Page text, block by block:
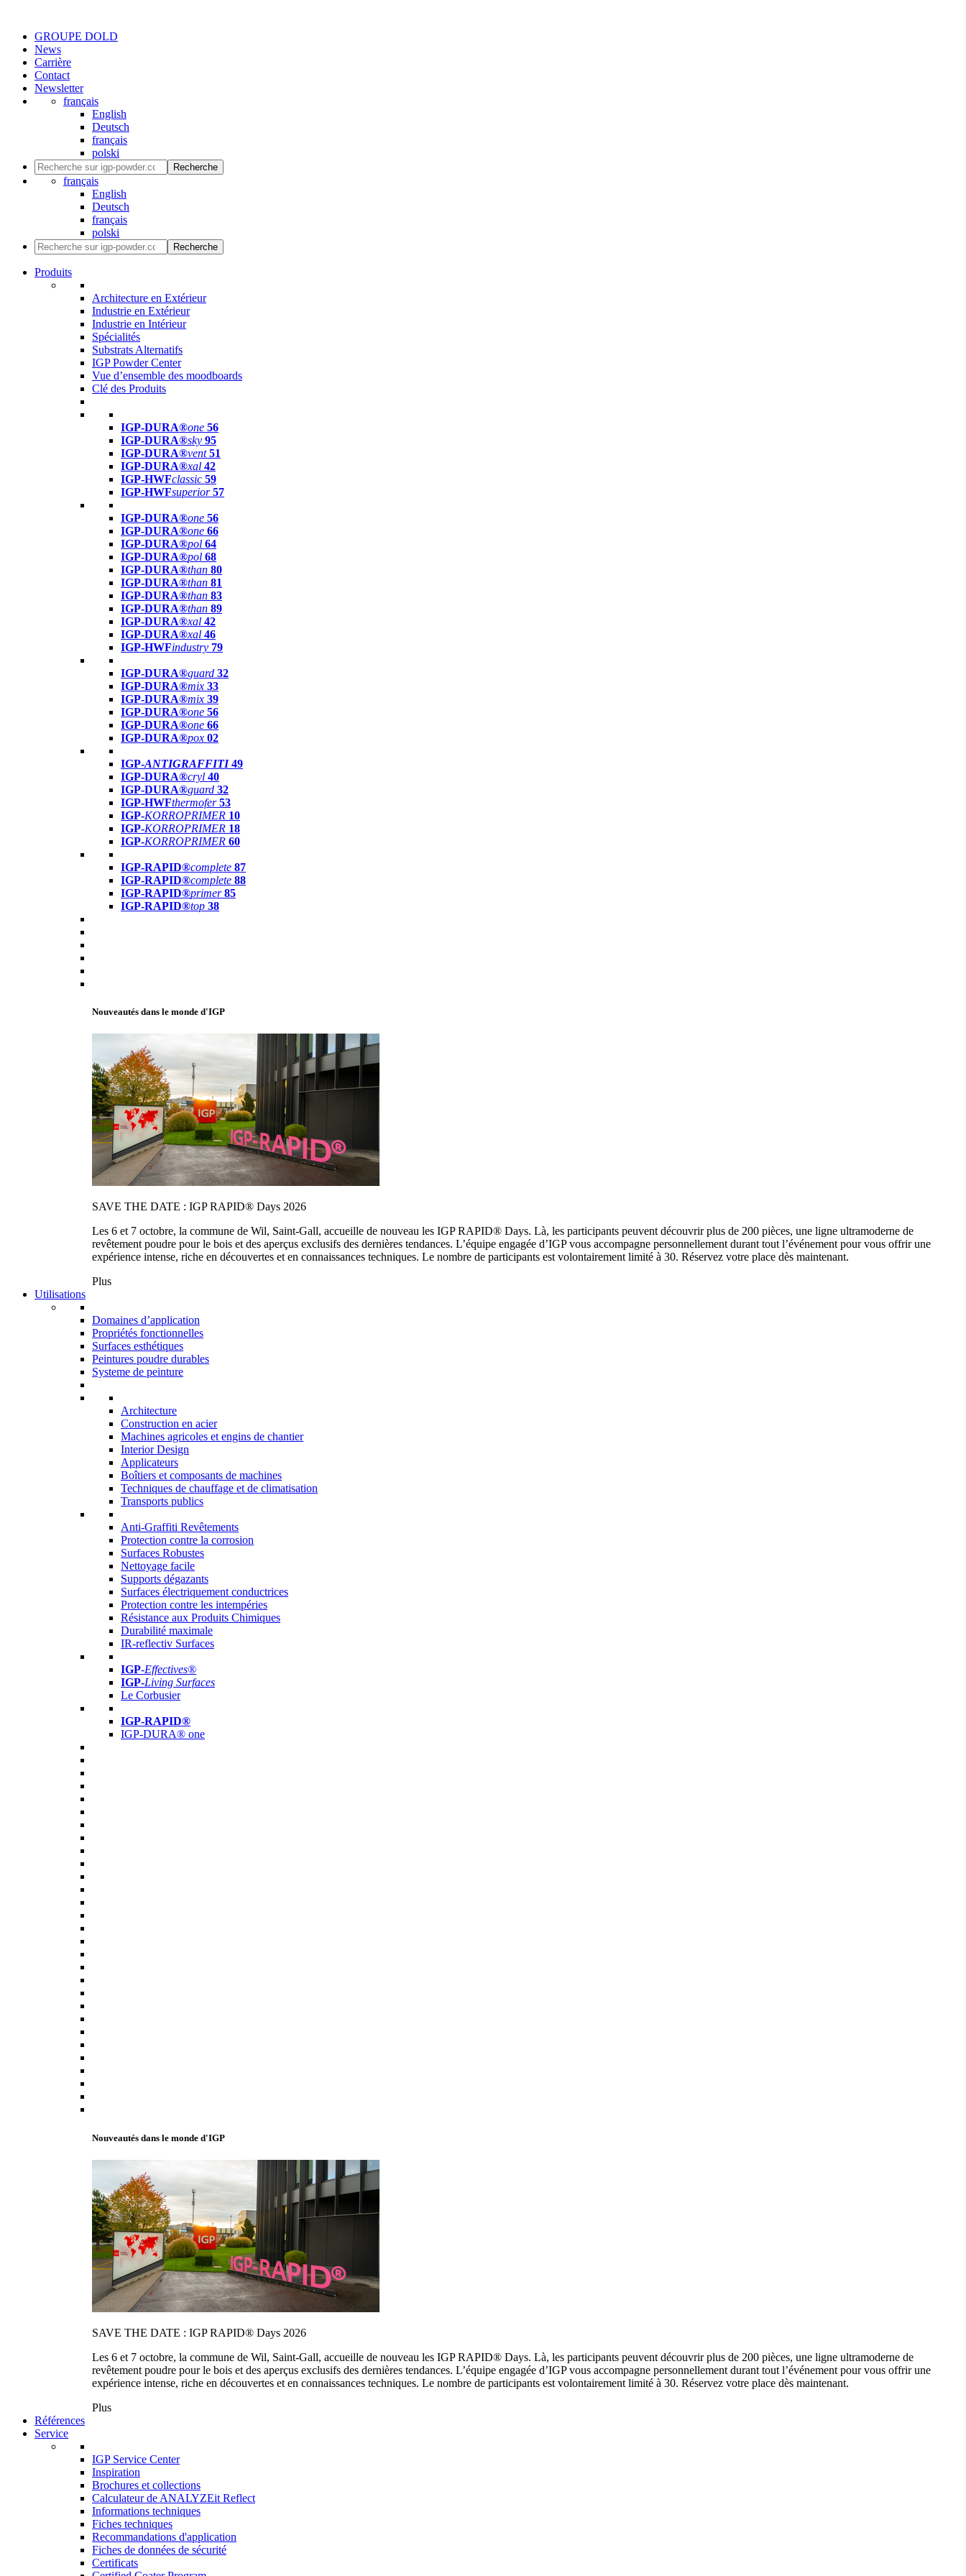
GROUPE DOLD
News
Carrière
Contact
Newsletter
français
English
Deutsch
français
polski
Recherche
français
English
Deutsch
français
polski
Recherche
Produits
Architecture en Extérieur
Industrie en Extérieur
Industrie en Intérieur
Spécialités
Substrats Alternatifs
IGP Powder Center
Vue d’ensemble des moodboards
Clé des Produits
IGP-DURA®one 56
IGP-DURA®sky 95
IGP-DURA®vent 51
IGP-DURA®xal 42
IGP-HWFclassic 59
IGP-HWFsuperior 57
IGP-DURA®one 56
IGP-DURA®one 66
IGP-DURA®pol 64
IGP-DURA®pol 68
IGP-DURA®than 80
IGP-DURA®than 81
IGP-DURA®than 83
IGP-DURA®than 89
IGP-DURA®xal 42
IGP-DURA®xal 46
IGP-HWFindustry 79
IGP-DURA®guard 32
IGP-DURA®mix 33
IGP-DURA®mix 39
IGP-DURA®one 56
IGP-DURA®one 66
IGP-DURA®pox 02
IGP-ANTIGRAFFITI49
IGP-DURA®cryl 40
IGP-DURA®guard 32
IGP-HWFthermofer 53
IGP-KORROPRIMER 10
IGP-KORROPRIMER 18
IGP-KORROPRIMER 60
IGP-RAPID®complete 87
IGP-RAPID®complete 88
IGP-RAPID®primer 85
IGP-RAPID®top 38
Nouveautés dans le monde d'IGP
SAVE THE DATE : IGP RAPID® Days 2026
Les 6 et 7 octobre, la commune de Wil, Saint-Gall, accueille de nouveau les IGP RAPID® Days. Là, les participants peuvent découvrir plus de 200 pièces, une ligne ultramoderne de
revêtement poudre pour le bois et des aperçus exclusifs des dernières tendances. L’équipe engagée d’IGP vous accompagne personnellement durant tout l’événement pour vous offrir une
expérience intense, riche en découvertes et en connaissances techniques. Le nombre de participants est volontairement limité à 30. Réservez votre place dès maintenant.
Plus
Utilisations
Domaines d’application
Propriétés fonctionnelles
Surfaces esthétiques
Peintures poudre durables
Systeme de peinture
Architecture
Construction en acier
Machines agricoles et engins de chantier
Interior Design
Applicateurs
Boîtiers et composants de machines
Techniques de chauffage et de climatisation
Transports publics
Anti-Graffiti Revêtements
Protection contre la corrosion
Surfaces Robustes
Nettoyage facile
Supports dégazants
Surfaces électriquement conductrices
Protection contre les intempéries
Résistance aux Produits Chimiques
Durabilité maximale
IR-reflectiv Surfaces
IGP-Effectives®
IGP-Living Surfaces
Le Corbusier
IGP-RAPID®
IGP-DURA® one
Nouveautés dans le monde d'IGP
SAVE THE DATE : IGP RAPID® Days 2026
Les 6 et 7 octobre, la commune de Wil, Saint-Gall, accueille de nouveau les IGP RAPID® Days. Là, les participants peuvent découvrir plus de 200 pièces, une ligne ultramoderne de
revêtement poudre pour le bois et des aperçus exclusifs des dernières tendances. L’équipe engagée d’IGP vous accompagne personnellement durant tout l’événement pour vous offrir une
expérience intense, riche en découvertes et en connaissances techniques. Le nombre de participants est volontairement limité à 30. Réservez votre place dès maintenant.
Plus
Références
Service
IGP Service Center
Inspiration
Brochures et collections
Calculateur de ANALYZEit Reflect
Informations techniques
Fiches techniques
Recommandations d'application
Fiches de données de sécurité
Certificats